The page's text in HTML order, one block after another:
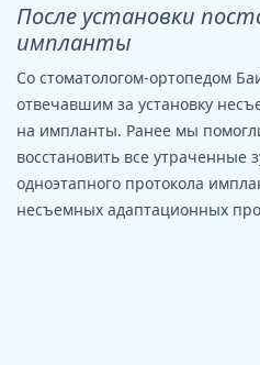
После установки
импланты
Со стоматологом-ортопедом
отвечавшим за установку
на импланты. Ранее мы
восстановить все
одноэтапного протокола
несъемных адаптационных